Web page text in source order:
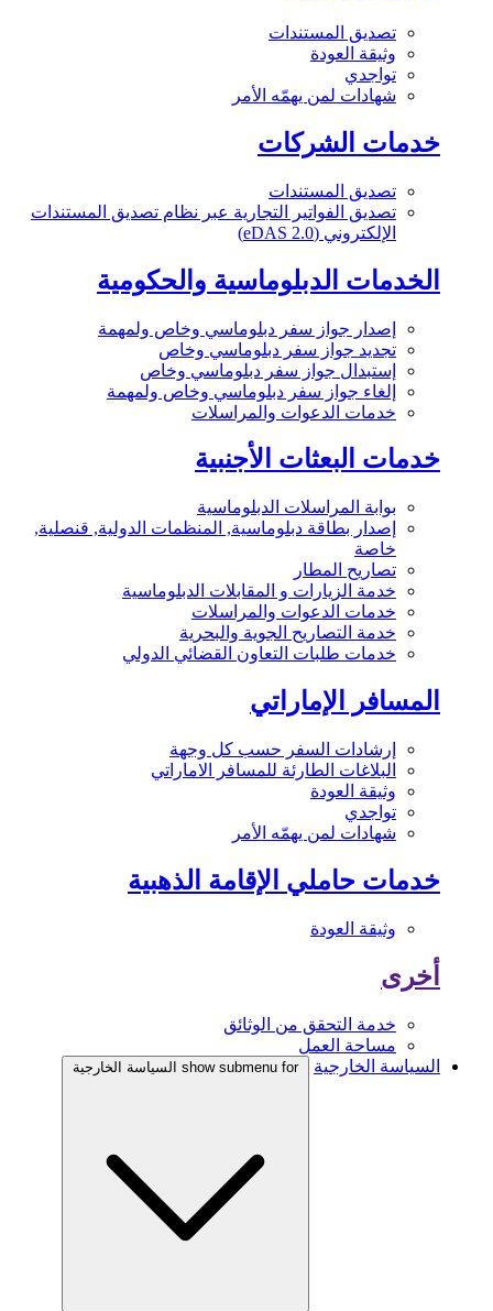
تصديق المستندات
وثيقة العودة
تواجدي
شهادات لمن يهمّه الأمر
خدمات الشركات
تصديق المستندات
تصديق الفواتير التجارية عبر نظام تصديق المستندات
الإلكتروني (eDAS 2.0)
الخدمات الدبلوماسية والحكومية
إصدار جواز سفر دبلوماسي وخاص ولمهمة
تجديد جواز سفر دبلوماسي وخاص
إستبدال جواز سفر دبلوماسي وخاص
إلغاء جواز سفر دبلوماسي وخاص ولمهمة
خدمات الدعوات والمراسلات
خدمات البعثات الأجنبية
بوابة المراسلات الدبلوماسية
إصدار بطاقة دبلوماسية, المنظمات الدولية, قنصلية,
خاصة
تصاريح المطار
خدمة الزيارات و المقابلات الدبلوماسية
خدمات الدعوات والمراسلات
خدمة التصاريح الجوية والبحرية
خدمات طلبات التعاون القضائي الدولي
المسافر الإماراتي
إرشادات السفر حسب كل وجهة
البلاغات الطارئة للمسافر الاماراتي
وثيقة العودة
تواجدي
شهادات لمن يهمّه الأمر
خدمات حاملي الإقامة الذهبية
وثيقة العودة
أخرى
خدمة التحقق من الوثائق
مساحة العمل
السياسة الخارجية
show submenu for السياسة الخارجية